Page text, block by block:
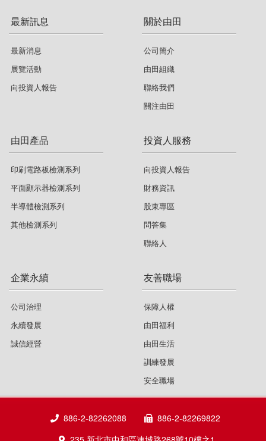
最新訊息
最新消息
展覽活動
向投資人報告
關於由田
公司簡介
由田組織
聯絡我們
關注由田
由田產品
印刷電路板檢測系列
平面顯示器檢測系列
半導體檢測系列
其他檢測系列
投資人服務
向投資人報告
財務資訊
股東專區
問答集
聯絡人
企業永續
公司治理
永續發展
誠信經營
友善職場
保障人權
由田福利
由田生活
訓練發展
安全職場
886-2-82262088
886-2-82269822